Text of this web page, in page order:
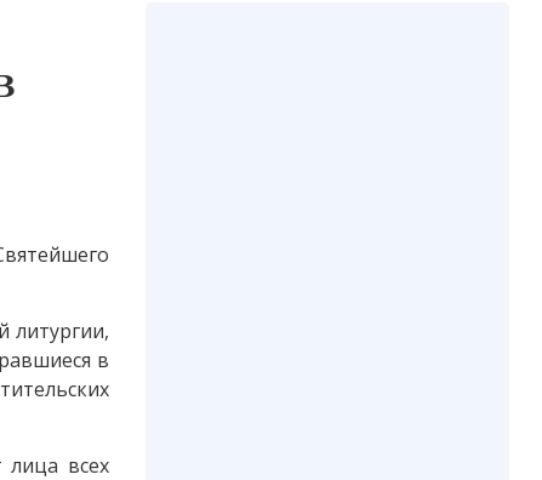
литургии,
в
лица всех